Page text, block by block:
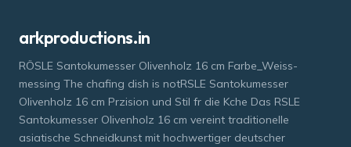
arkproductions.in
RÖSLE Santokumesser Olivenholz 16 cm Farbe_Weiss-
messing The chafing dish is notRSLE Santokumesser
Olivenholz 16 cm Przision und Stil fr die Kche Das RSLE
Santokumesser Olivenholz 16 cm vereint traditionelle
asiatische Schneidkunst mit hochwertiger deutscher